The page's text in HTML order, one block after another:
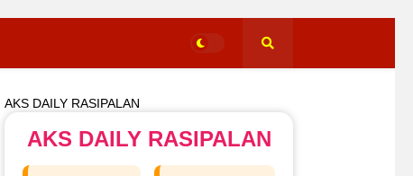
AKS DAILY RASIPALAN
AKS DAILY RASIPALAN